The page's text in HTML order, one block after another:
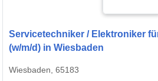
Servicetechniker / Elektroniker
(w/m/d) in Wiesbaden
Wiesbaden, 65183